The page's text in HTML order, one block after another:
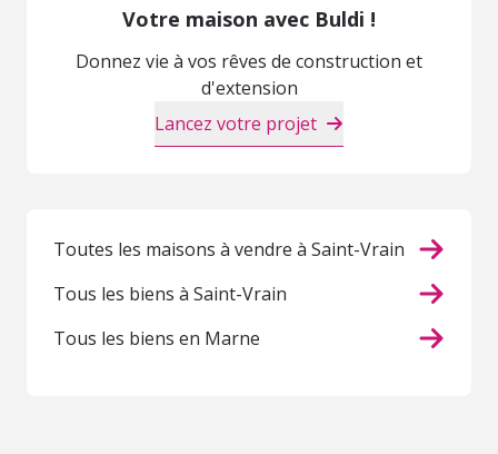
Votre maison avec Buldi !
Donnez vie à vos rêves de construction et
d'extension
Lancez votre projet
Toutes les maisons à vendre à Saint-Vrain
Tous les biens à Saint-Vrain
Tous les biens en Marne